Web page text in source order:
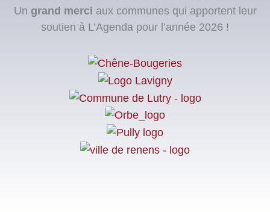
Un grand merci aux communes qui apportent leur
soutien à L’Agenda pour l’année 2026 !